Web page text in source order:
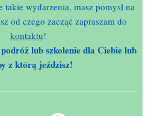
takie wydarzenia, masz pomysł na
od czego zacząć zapraszam do
kontaktu!
lub szkolenie dla Ciebie lub
z którą jeździsz!